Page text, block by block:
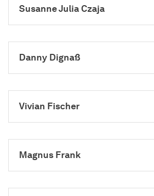
Susanne Julia Czaja
Danny Dignaß
Vivian Fischer
Magnus Frank